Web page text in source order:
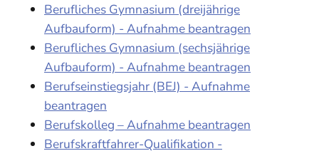
Berufliches Gymnasium (dreijährige
Aufbauform) - Aufnahme beantragen
Berufliches Gymnasium (sechsjährige
Aufbauform) - Aufnahme beantragen
Berufseinstiegsjahr (BEJ) - Aufnahme
beantragen
Berufskolleg – Aufnahme beantragen
Berufskraftfahrer-Qualifikation -